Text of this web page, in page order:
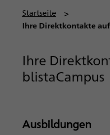
P
f
n
a
a
Startseite
Ihre Direktkontakte
Ihre
blistaCampus
Ausbildungen